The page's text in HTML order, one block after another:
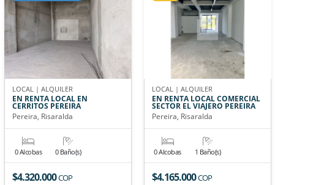
LOCAL | ALQUILER
EN RENTA LOCAL EN
CERRITOS PEREIRA
Pereira, Risaralda
0 Alcobas 0 Baño(s)
$4.320.000COP
LOCAL | ALQUILER
EN RENTA LOCAL COMERCIAL
SECTOR EL VIAJERO PEREIRA
Pereira, Risaralda
0 Alcobas 1 Baño(s)
$4.165.000COP